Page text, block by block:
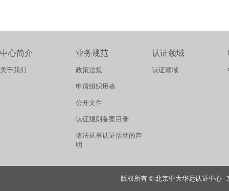
中心简介
关于我们
业务规范
政策法规
申请组织用表
公开文件
认证规则备案目录
依法从事认证活动的声
明
认证领域
认证领域
版权所有 © 北京中大华远认证中心